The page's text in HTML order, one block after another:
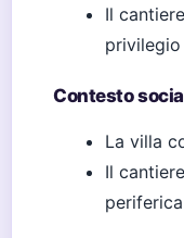
Il
privilegio
Contesto
La villa
Il